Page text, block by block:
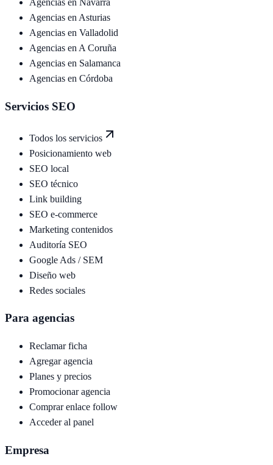
Agencias en Navarra
Agencias en Asturias
Agencias en Valladolid
Agencias en A Coruña
Agencias en Salamanca
Agencias en Córdoba
Servicios SEO
Todos los servicios
Posicionamiento web
SEO local
SEO técnico
Link building
SEO e-commerce
Marketing contenidos
Auditoría SEO
Google Ads / SEM
Diseño web
Redes sociales
Para agencias
Reclamar ficha
Agregar agencia
Planes y precios
Promocionar agencia
Comprar enlace follow
Acceder al panel
Empresa